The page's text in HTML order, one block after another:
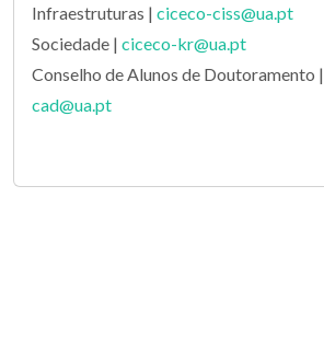
Infraestruturas | ciceco-ciss@ua.pt
Sociedade | ciceco-kr@ua.pt
Conselho de Alunos de Doutoramento |
cad@ua.pt